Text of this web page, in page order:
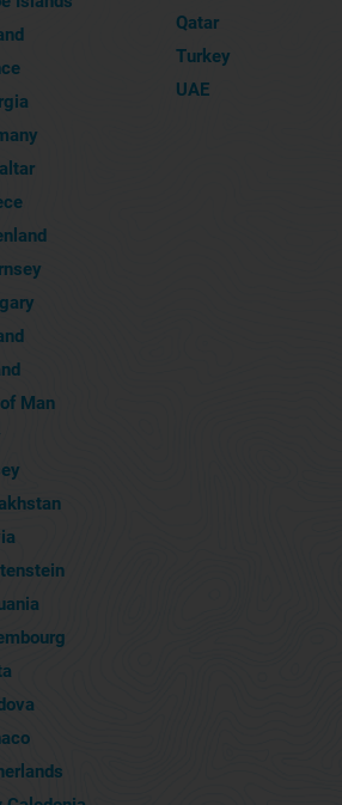
Man
Qatar
Turkey
UAE